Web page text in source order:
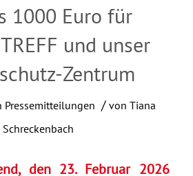
1000 Euro für
und unser
Zentrum
Pressemitteilungen / von Tiana
Schreckenbach
den 23. Februar 2026